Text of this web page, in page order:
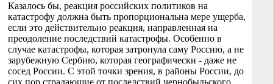
Казалось бы, реакция российских политиков на
катастрофу должна быть пропорциональна мере ущерба,
если это действительно реакция, направленная на
преодоление последствий катастрофы. Особенно в
случае катастрофы, которая затронула саму Россию, а не
зарубежную Сербию, которая географически - даже не
сосед России. С этой точки зрения, в районы России, до
сих пор страдающие от последствий чернобыльского